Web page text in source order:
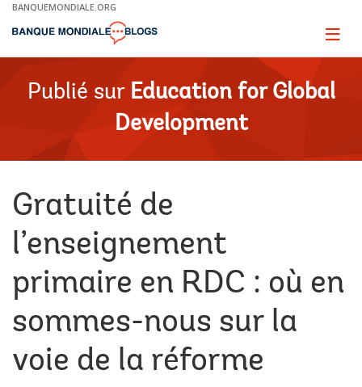
Skip
Main
BANQUEMONDIALE.ORG
Page
Publié sur Education for Global
Development
Gratuité de
l’enseignement
primaire en RDC : où en
sommes-nous sur la
voie de la réforme